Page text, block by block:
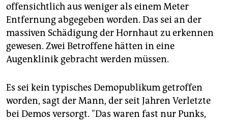
offensichtlich aus weniger als einem Meter
Entfernung abgegeben worden. Das sei an der
massiven Schädigung der Hornhaut zu erkennen
gewesen. Zwei Betroffene hätten in eine
Augenklinik gebracht werden müssen.
Es sei kein typisches Demopublikum getroffen
worden, sagt der Mann, der seit Jahren Verletzte
bei Demos versorgt. "Das waren fast nur Punks,